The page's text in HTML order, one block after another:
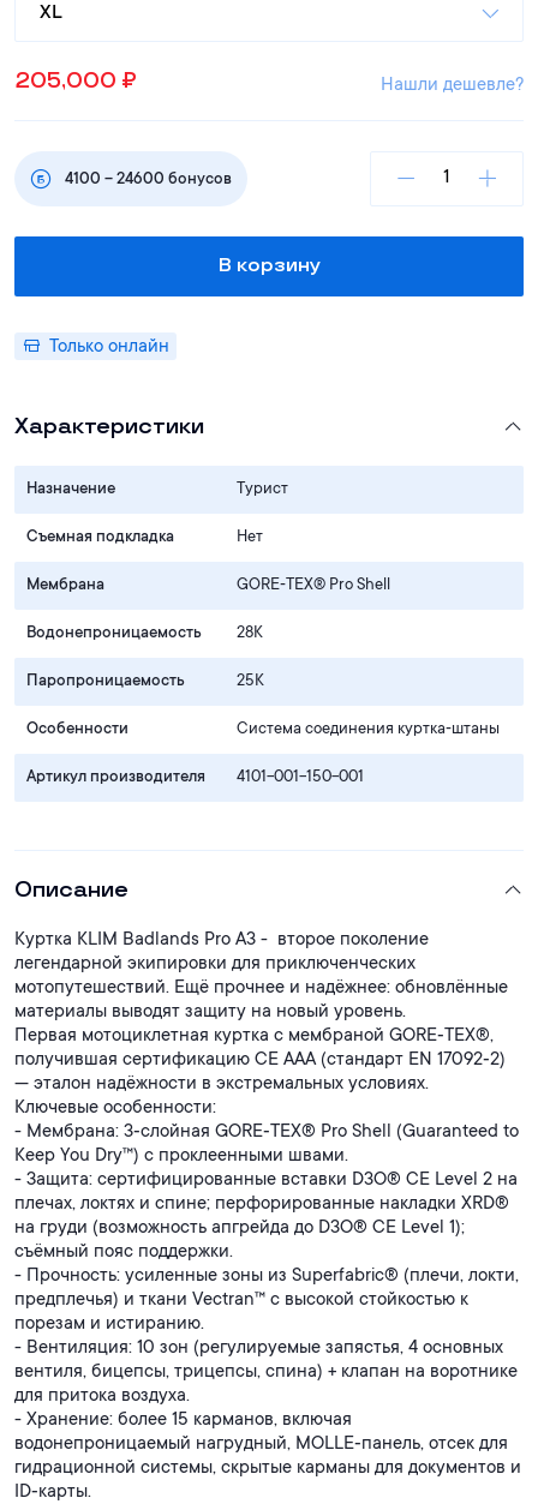
XL
205,000 ₽ Нашли дешевле?
4100 – 24600 бонусов
В корзину
Только онлайн
Характеристики
Назначение Турист
Съемная подкладка Нет
Мембрана GORE‑TEX® Pro Shell
Водонепроницаемость 28К
Паропроницаемость 25К
Особенности Система соединения куртка‑штаны
Артикул производителя 4101-001-150-001
Описание
Куртка KLIM Badlands Pro A3 - второе поколение
легендарной экипировки для приключенческих
мотопутешествий. Ещё прочнее и надёжнее: обновлённые
материалы выводят защиту на новый уровень.
Первая мотоциклетная куртка с мембраной GORE‑TEX®,
получившая сертификацию CE AAA (стандарт EN 17092‑2)
— эталон надёжности в экстремальных условиях.
Ключевые особенности:
- Мембрана: 3‑слойная GORE‑TEX® Pro Shell (Guaranteed to
Keep You Dry™) с проклеенными швами.
- Защита: сертифицированные вставки D3O® CE Level 2 на
плечах, локтях и спине; перфорированные накладки XRD®
на груди (возможность апгрейда до D3O® CE Level 1);
съёмный пояс поддержки.
- Прочность: усиленные зоны из Superfabric® (плечи, локти,
предплечья) и ткани Vectran™ с высокой стойкостью к
порезам и истиранию.
- Вентиляция: 10 зон (регулируемые запястья, 4 основных
вентиля, бицепсы, трицепсы, спина) + клапан на воротнике
для притока воздуха.
- Хранение: более 15 карманов, включая
водонепроницаемый нагрудный, MOLLE‑панель, отсек для
гидрационной системы, скрытые карманы для документов и
ID‑карты.